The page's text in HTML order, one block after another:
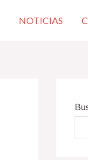
NOTICIAS